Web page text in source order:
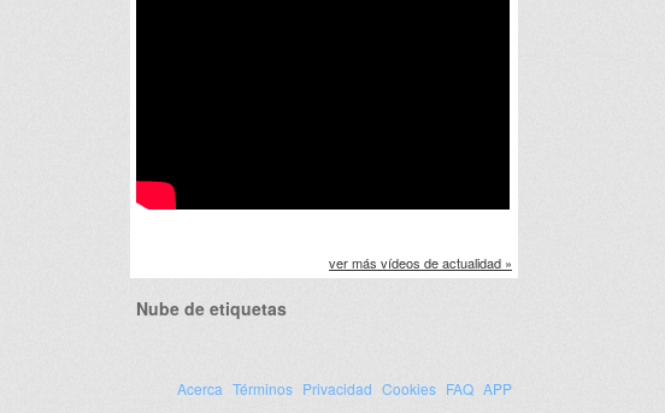
ver más vídeos de actualidad »
Nube de etiquetas
Acerca Términos Privacidad Cookies FAQ APP